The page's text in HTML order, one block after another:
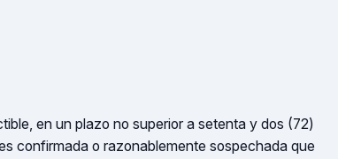
en un plazo no superior a setenta y dos (72)
confirmada o razonablemente sospechada que